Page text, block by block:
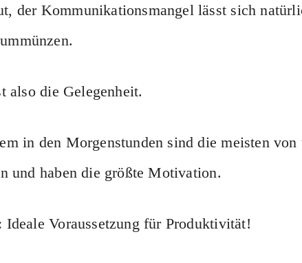
der Kommunikationsmangel lässt sich
also die Gelegenheit.
in den Morgenstunden sind die meisten von
und haben die größte Motivation.
Ideale Voraussetzung für Produktivität!